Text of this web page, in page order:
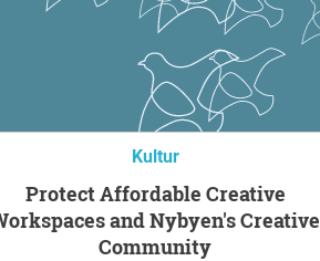
Kultur
Protect Affordable Creative
and Nybyen's Creative
Community